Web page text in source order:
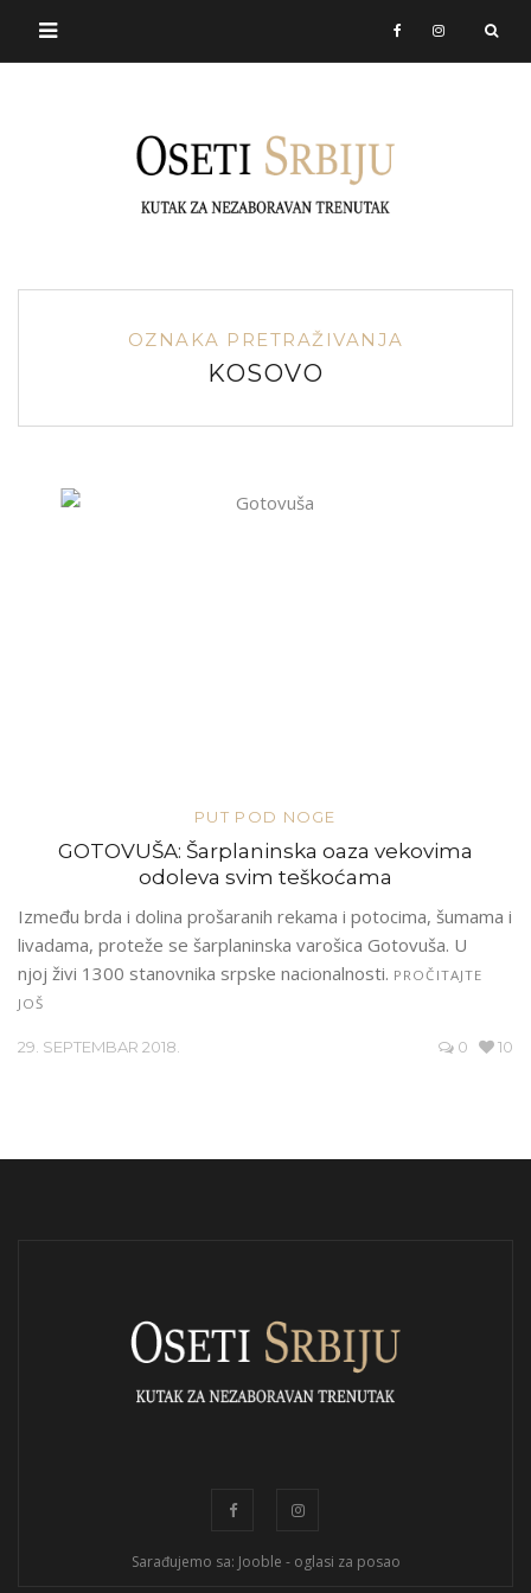
OZNAKA PRETRAŽIVANJA
KOSOVO
PUT POD NOGE
GOTOVUŠA: Šarplaninska oaza vekovima
odoleva svim teškoćama
Između brda i dolina prošaranih rekama i potocima, šumama i
livadama, proteže se šarplaninska varošica Gotovuša. U
njoj živi 1300 stanovnika srpske nacionalnosti. PROČITAJTE
JOŠ
29. SEPTEMBAR 2018. 0 10
Sarađujemo sa: Jooble - oglasi za posao